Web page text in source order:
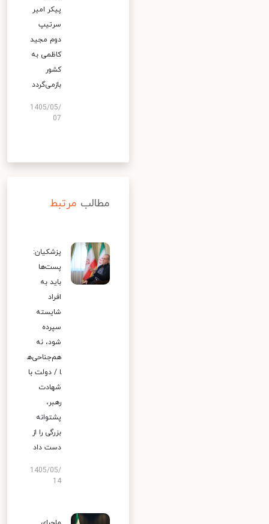
پیکر امیر
سرتیپ
دوم مجید
کاظمی به
کشور
بازمی‌گردد
1405/05/
07
مطالب مرتبط
پزشکیان:
پست‌ها
باید به
افراد
شایسته
سپرده
شود، نه
هم‌جناحی‌ه
ا / دولت با
شهادت
رهبر،
پشتوانه
بزرگی را از
دست داد
1405/05/
14